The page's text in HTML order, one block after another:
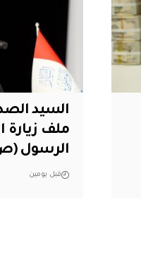
السيد
ملف زيارة
الرسول
قبل يومين